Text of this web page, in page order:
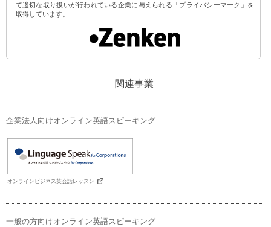
て適切な取り扱いが行われている企業に与えられる「プライバシーマーク」を
取得しています。
関連事業
企業法人向けオンライン英語スピーキング
オンラインビジネス英会話レッスン
一般の方向けオンライン英語スピーキング